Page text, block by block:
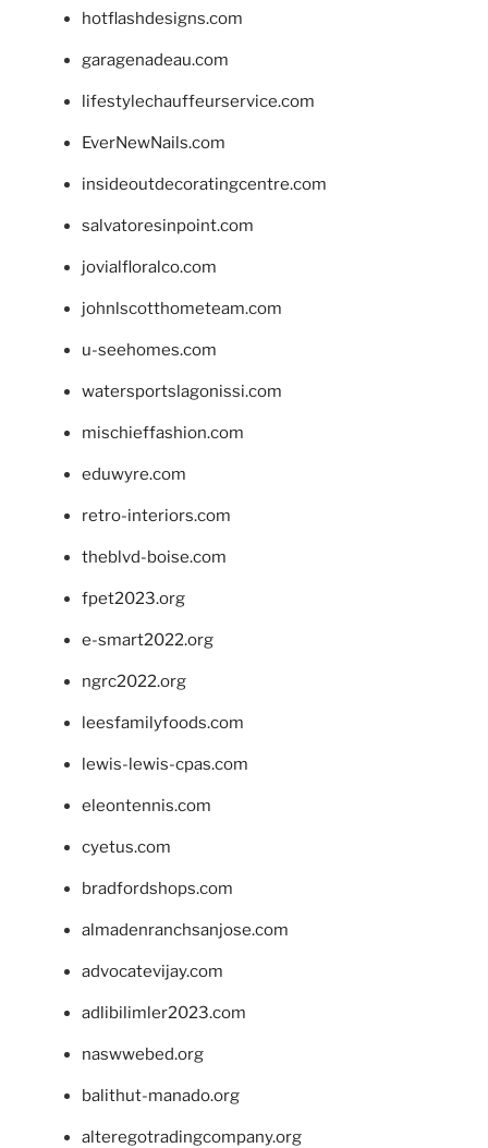
hotflashdesigns.com
garagenadeau.com
lifestylechauffeurservice.com
EverNewNails.com
insideoutdecoratingcentre.com
salvatoresinpoint.com
jovialfloralco.com
johnlscotthometeam.com
u-seehomes.com
watersportslagonissi.com
mischieffashion.com
eduwyre.com
retro-interiors.com
theblvd-boise.com
fpet2023.org
e-smart2022.org
ngrc2022.org
leesfamilyfoods.com
lewis-lewis-cpas.com
eleontennis.com
cyetus.com
bradfordshops.com
almadenranchsanjose.com
advocatevijay.com
adlibilimler2023.com
naswwebed.org
balithut-manado.org
alteregotradingcompany.org